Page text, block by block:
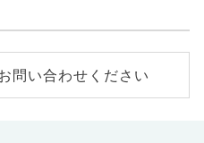
問い合わせください